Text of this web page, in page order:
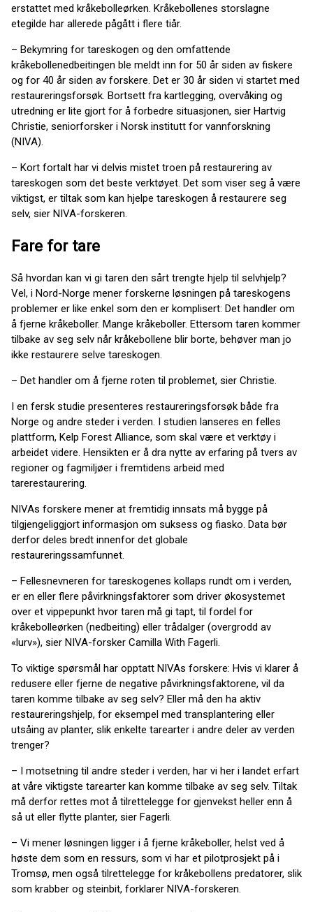
erstattet med kråkebolleørken. Kråkebollenes storslagne
etegilde har allerede pågått i flere tiår.
– Bekymring for tareskogen og den omfattende
kråkebollenedbeitingen ble meldt inn for 50 år siden av fiskere
og for 40 år siden av forskere. Det er 30 år siden vi startet med
restaureringsforsøk. Bortsett fra kartlegging, overvåking og
utredning er lite gjort for å forbedre situasjonen, sier Hartvig
Christie, seniorforsker i Norsk institutt for vannforskning
(NIVA).
– Kort fortalt har vi delvis mistet troen på restaurering av
tareskogen som det beste verktøyet. Det som viser seg å være
viktigst, er tiltak som kan hjelpe tareskogen å restaurere seg
selv, sier NIVA-forskeren.
Fare for tare
Så hvordan kan vi gi taren den sårt trengte hjelp til selvhjelp?
Vel, i Nord-Norge mener forskerne løsningen på tareskogens
problemer er like enkel som den er komplisert: Det handler om
å fjerne kråkeboller. Mange kråkeboller. Ettersom taren kommer
tilbake av seg selv når kråkebollene blir borte, behøver man jo
ikke restaurere selve tareskogen.
– Det handler om å fjerne roten til problemet, sier Christie.
I en fersk studie presenteres restaureringsforsøk både fra
Norge og andre steder i verden. I studien lanseres en felles
plattform, Kelp Forest Alliance, som skal være et verktøy i
arbeidet videre. Hensikten er å dra nytte av erfaring på tvers av
regioner og fagmiljøer i fremtidens arbeid med
tarerestaurering.
NIVAs forskere mener at fremtidig innsats må bygge på
tilgjengeliggjort informasjon om suksess og fiasko. Data bør
derfor deles bredt innenfor det globale
restaureringssamfunnet.
– Fellesnevneren for tareskogenes kollaps rundt om i verden,
er en eller flere påvirkningsfaktorer som driver økosystemet
over et vippepunkt hvor taren må gi tapt, til fordel for
kråkebolleørken (nedbeiting) eller trådalger (overgrodd av
«lurv»), sier NIVA-forsker Camilla With Fagerli.
To viktige spørsmål har opptatt NIVAs forskere: Hvis vi klarer å
redusere eller fjerne de negative påvirkningsfaktorene, vil da
taren komme tilbake av seg selv? Eller må den ha aktiv
restaureringshjelp, for eksempel med transplantering eller
utsåing av planter, slik enkelte tarearter i andre deler av verden
trenger?
– I motsetning til andre steder i verden, har vi her i landet erfart
at våre viktigste tarearter kan komme tilbake av seg selv. Tiltak
må derfor rettes mot å tilrettelegge for gjenvekst heller enn å
så ut eller flytte planter, sier Fagerli.
– Vi mener løsningen ligger i å fjerne kråkeboller, helst ved å
høste dem som en ressurs, som vi har et pilotprosjekt på i
Tromsø, men også tilrettelegge for kråkebollens predatorer, slik
som krabber og steinbit, forklarer NIVA-forskeren.